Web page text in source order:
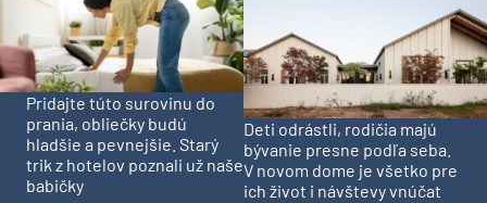
Pridajte túto surovinu do
prania, obliečky budú
hladšie a pevnejšie. Starý
trik z hotelov poznali už naše
babičky
Deti odrástli, rodičia majú
bývanie presne podľa seba.
V novom dome je všetko pre
ich život i návštevy vnúčat